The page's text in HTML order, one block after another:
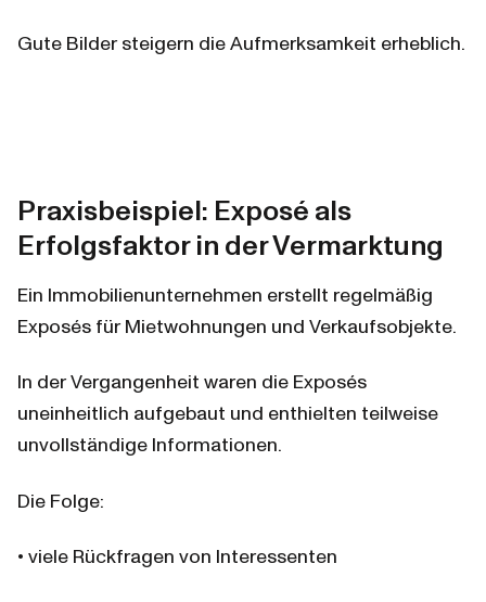
Gute Bilder steigern die Aufmerksamkeit erheblich.
Praxisbeispiel: Exposé als
Erfolgsfaktor in der Vermarktung
Ein Immobilienunternehmen erstellt regelmäßig
Exposés für Mietwohnungen und Verkaufsobjekte.
In der Vergangenheit waren die Exposés
uneinheitlich aufgebaut und enthielten teilweise
unvollständige Informationen.
Die Folge:
• viele Rückfragen von Interessenten